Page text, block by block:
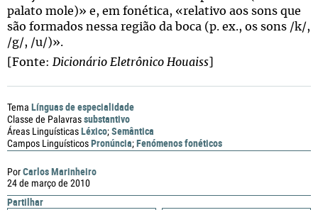
PorCarlos Marinheiro
24 de março de 2010
Partilhar
palato mole)» e, em fonética, «relativo aos sons que
são formados nessa região da boca (p. ex., os sons /k/,
/g/, /u/)».
[Fonte: Dicionário Eletrônico Houaiss
Tema Línguas de especialidade
Classe de Palavrassubstantivo
Áreas LinguísticasLéxico;Semântica
Campos LinguísticosPronúncia;Fenómenos fonéticos